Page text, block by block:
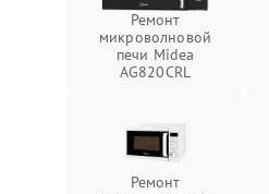
Ремонт
микроволновой
печи Midea
AG820CRL
Ремонт